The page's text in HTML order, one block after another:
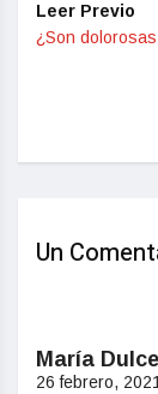
Leer Previo
¿Son
Un
María
26 febrero,